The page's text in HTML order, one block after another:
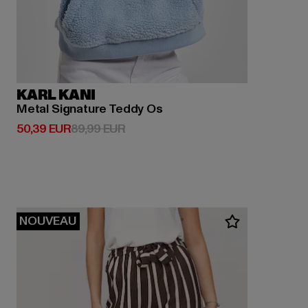
KARL KANI
Metal Signature Teddy Os
50,39 EUR
Prix courant: 50,39 EUR
89,99 EURPrix en promotion: 89,99 EUR
NOUVEAU